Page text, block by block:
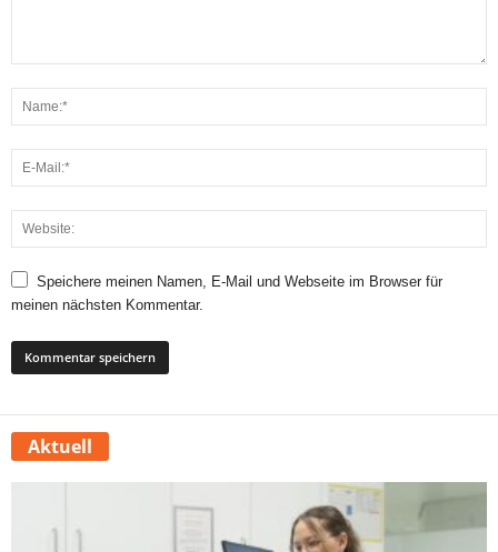
Speichere meinen Namen, E-Mail und Webseite im Browser für
meinen nächsten Kommentar.
Aktuell